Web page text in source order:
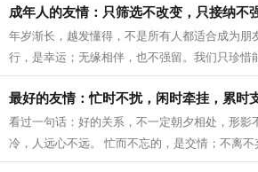
成年人的友情：只筛选不改变，只接纳不
年岁渐长，越发懂得，不是所有人都适合成为朋
行，是幸运；无缘相伴，也不强留。我们只珍惜
人。 成年人的 友情 ，从来都是只筛选不...
最好的友情：忙时不扰，闲时牵挂，累时
看过一句话：好的关系，不一定朝夕相处，形影
冷，人远心不远。 忙而不忘的，是交情；不离
好的 友情 ，莫过于忙时不扰，闲时牵...